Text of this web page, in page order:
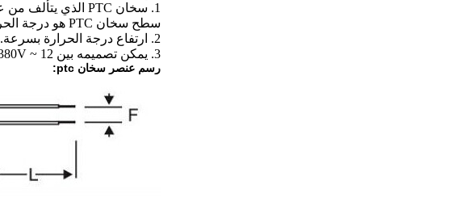
1. سخان PTC الذي يتألف من عناصر PTC و المبرد هو عبارة عن جهاز تمسك أوتوماتيكي بدرجة الحرارة.
سطح سخان PTC هو درجة الحرارة كوري في حين لا توجد رياح.
2. ارتفاع درجة الحرارة بسرعة.
3. يمكن تصميمه بين 12 ~ 380V
رسم عنصر سخان ptc: